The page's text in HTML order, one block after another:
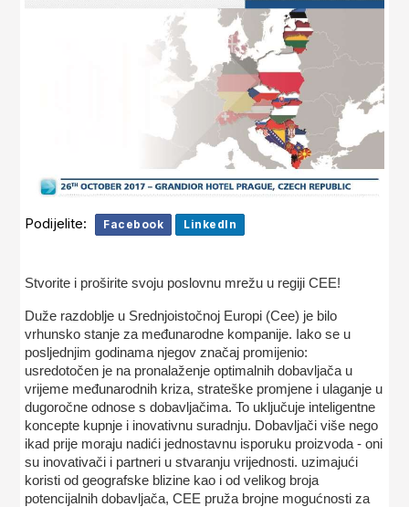
Podijelite: Facebook LinkedIn
Stvorite i proširite svoju poslovnu mrežu u regiji CEE!
Duže razdoblje u Srednjoistočnoj Europi (Cee) je bilo
vrhunsko stanje za međunarodne kompanije. Iako se u
posljednjim godinama njegov značaj promijenio:
usredotočen je na pronalaženje optimalnih dobavljača u
vrijeme međunarodnih kriza, strateške promjene i ulaganje u
dugoročne odnose s dobavljačima. To uključuje inteligentne
koncepte kupnje i inovativnu suradnju. Dobavljači više nego
ikad prije moraju nadići jednostavnu isporuku proizvoda - oni
su inovativači i partneri u stvaranju vrijednosti. uzimajući
koristi od geografske blizine kao i od velikog broja
potencijalnih dobavljača, CEE pruža brojne mogućnosti za